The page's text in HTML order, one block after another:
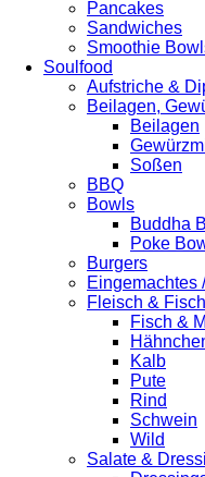
Pancakes
Sandwiches
Smoothie
Soulfood
Aufstriche &
Beilagen,
Beilagen
Soßen
BBQ
Bowls
Buddha
Poke
Burgers
Eingemachtes
Fleisch & Fisch
Fisch &
Kalb
Pute
Rind
Schwein
Wild
Salate &